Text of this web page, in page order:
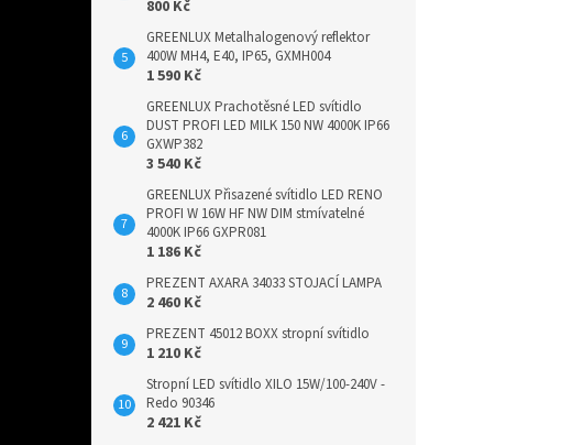
800 Kč
GREENLUX Metalhalogenový reflektor
400W MH4, E40, IP65, GXMH004
1 590 Kč
GREENLUX Prachotěsné LED svítidlo
DUST PROFI LED MILK 150 NW 4000K IP66
GXWP382
3 540 Kč
GREENLUX Přisazené svítidlo LED RENO
PROFI W 16W HF NW DIM stmívatelné
4000K IP66 GXPR081
1 186 Kč
PREZENT AXARA 34033 STOJACÍ LAMPA
2 460 Kč
PREZENT 45012 BOXX stropní svítidlo
1 210 Kč
Stropní LED svítidlo XILO 15W/100-240V -
Redo 90346
2 421 Kč